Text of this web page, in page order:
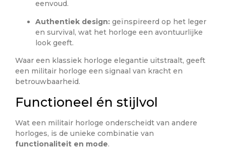
eenvoud.
Authentiek design: geïnspireerd op het leger
en survival, wat het horloge een avontuurlijke
look geeft.
Waar een klassiek horloge elegantie uitstraalt, geeft
een militair horloge een signaal van kracht en
betrouwbaarheid.
Functioneel én stijlvol
Wat een militair horloge onderscheidt van andere
horloges, is de unieke combinatie van
functionaliteit en mode.